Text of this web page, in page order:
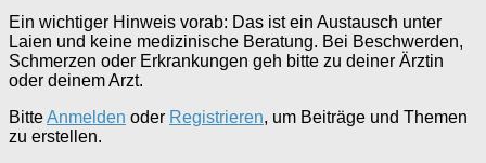
Ein wichtiger Hinweis vorab: Das ist ein Austausch unter
Laien und keine medizinische Beratung. Bei Beschwerden,
Schmerzen oder Erkrankungen geh bitte zu deiner Ärztin
oder deinem Arzt.
BitteAnmelden oder Registrieren, um Beiträge und Themen
zu erstellen.